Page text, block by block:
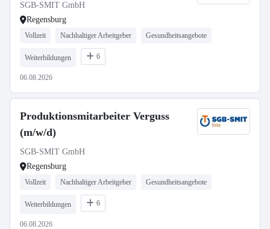
SGB-SMIT GmbH
Regensburg
Vollzeit Nachhaltiger Arbeitgeber Gesundheitsangebote
Weiterbildungen 6
06.08.2026
Produktionsmitarbeiter Verguss
(m/w/d)
SGB-SMIT GmbH
Regensburg
Vollzeit Nachhaltiger Arbeitgeber Gesundheitsangebote
Weiterbildungen 6
06.08.2026